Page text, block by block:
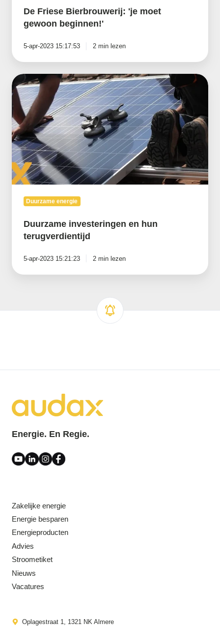
De Friese Bierbrouwerij: 'je moet
gewoon beginnen!'
5-apr-2023 15:17:53 2 min lezen
Duurzame
investeringen
en
hun
terugverdientijd
Duurzame energie
Duurzame investeringen en hun
terugverdientijd
5-apr-2023 15:21:23 2 min lezen
Energie. En Regie.
Zakelijke energie
Energie besparen
Energieproducten
Advies
Stroometiket
Nieuws
Vacatures
Oplagestraat 1, 1321 NK Almere